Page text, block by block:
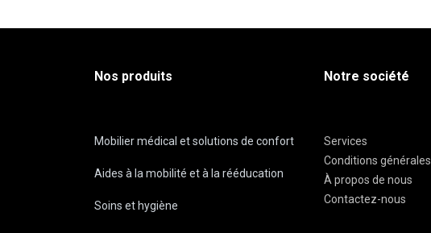
Nos produits
Mobilier médical et solutions de confort
Aides à la mobilité et à la rééducation
Soins et hygiène
Notre société
Services
Conditions générales
À propos de nous
Contactez-nous